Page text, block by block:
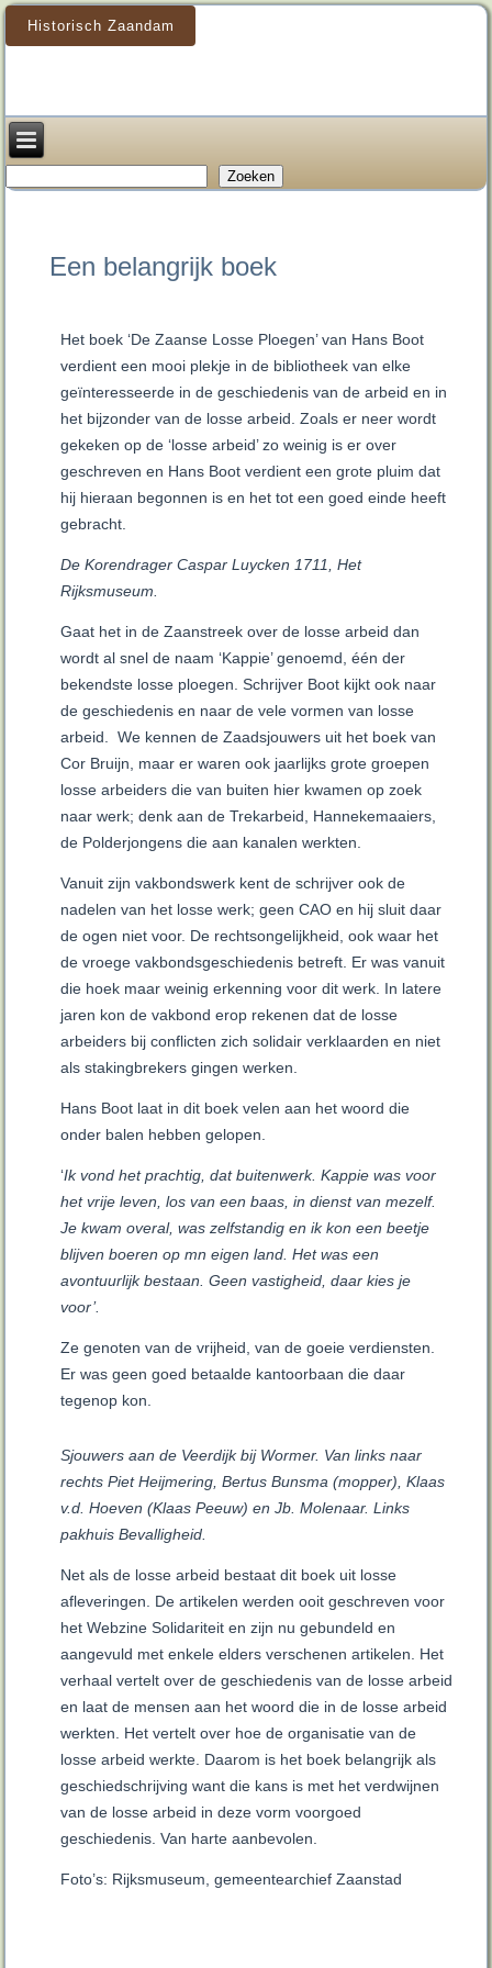
Historisch Zaandam
Zoeken
Een belangrijk boek
Het boek ‘De Zaanse Losse Ploegen’ van Hans Boot
verdient een mooi plekje in de bibliotheek van elke
geïnteresseerde in de geschiedenis van de arbeid en in
het bijzonder van de losse arbeid. Zoals er neer wordt
gekeken op de ‘losse arbeid’ zo weinig is er over
geschreven en Hans Boot verdient een grote pluim dat
hij hieraan begonnen is en het tot een goed einde heeft
gebracht.
De Korendrager Caspar Luycken 1711, Het
Rijksmuseum.
Gaat het in de Zaanstreek over de losse arbeid dan
wordt al snel de naam ‘Kappie’ genoemd, één der
bekendste losse ploegen. Schrijver Boot kijkt ook naar
de geschiedenis en naar de vele vormen van losse
arbeid. We kennen de Zaadsjouwers uit het boek van
Cor Bruijn, maar er waren ook jaarlijks grote groepen
losse arbeiders die van buiten hier kwamen op zoek
naar werk; denk aan de Trekarbeid, Hannekemaaiers,
de Polderjongens die aan kanalen werkten.
Vanuit zijn vakbondswerk kent de schrijver ook de
nadelen van het losse werk; geen CAO en hij sluit daar
de ogen niet voor. De rechtsongelijkheid, ook waar het
de vroege vakbondsgeschiedenis betreft. Er was vanuit
die hoek maar weinig erkenning voor dit werk. In latere
jaren kon de vakbond erop rekenen dat de losse
arbeiders bij conflicten zich solidair verklaarden en niet
als stakingbrekers gingen werken.
Hans Boot laat in dit boek velen aan het woord die
onder balen hebben gelopen.
‘Ik vond het prachtig, dat buitenwerk. Kappie was voor
het vrije leven, los van een baas, in dienst van mezelf.
Je kwam overal, was zelfstandig en ik kon een beetje
blijven boeren op mn eigen land. Het was een
avontuurlijk bestaan. Geen vastigheid, daar kies je
voor’.
Ze genoten van de vrijheid, van de goeie verdiensten.
Er was geen goed betaalde kantoorbaan die daar
tegenop kon.
Sjouwers aan de Veerdijk bij Wormer. Van links naar
rechts Piet Heijmering, Bertus Bunsma (mopper), Klaas
v.d. Hoeven (Klaas Peeuw) en Jb. Molenaar. Links
pakhuis Bevalligheid.
Net als de losse arbeid bestaat dit boek uit losse
afleveringen. De artikelen werden ooit geschreven voor
het Webzine Solidariteit en zijn nu gebundeld en
aangevuld met enkele elders verschenen artikelen. Het
verhaal vertelt over de geschiedenis van de losse arbeid
en laat de mensen aan het woord die in de losse arbeid
werkten. Het vertelt over hoe de organisatie van de
losse arbeid werkte. Daarom is het boek belangrijk als
geschiedschrijving want die kans is met het verdwijnen
van de losse arbeid in deze vorm voorgoed
geschiedenis. Van harte aanbevolen.
Foto’s: Rijksmuseum, gemeentearchief Zaanstad